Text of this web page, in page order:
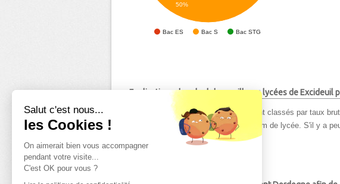
Bac ES Bac S Bac STG
50%
Explications du calcul des meilleurs lycées de Excideuil
Les lycées affichés dans le top 10 sont classés par taux
proposés par ordre alphabétique de nom de lycée. S'il y a
département Dordogne.
Salut c'est nous...
les Cookies !
On aimerait bien vous accompagner
pendant votre visite...
C'est OK pour vous ?